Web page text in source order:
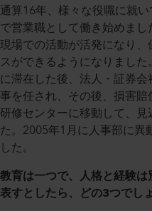
通算16年、様々な役職に就
で営業職として働き始めまし
現場での活動が活発になり
スができるようになりまし
に滞在した後、法人・証券
事を任され、その後、損害賠
研修センターに移動して、
た。2005年1月に人事部に異
した。
教育は一つで、人格と経験
表すとしたら、どの3つでし